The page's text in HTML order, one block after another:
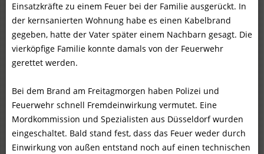
Einsatzkräfte zu einem Feuer bei der Familie ausgerückt. In
der kernsanierten Wohnung habe es einen Kabelbrand
gegeben, hatte der Vater später einem Nachbarn gesagt. Die
vierköpfige Familie konnte damals von der Feuerwehr
gerettet werden.
Bei dem Brand am Freitagmorgen haben Polizei und
Feuerwehr schnell Fremdeinwirkung vermutet. Eine
Mordkommission und Spezialisten aus Düsseldorf wurden
eingeschaltet. Bald stand fest, dass das Feuer weder durch
Einwirkung von außen entstand noch auf einen technischen